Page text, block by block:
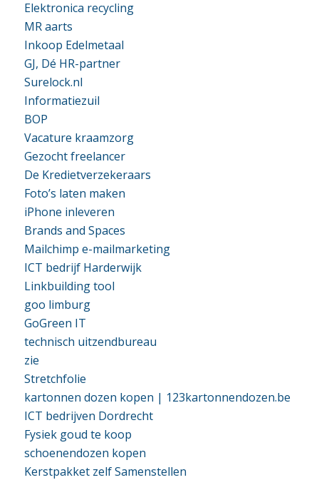
Elektronica recycling
MR aarts
Inkoop Edelmetaal
GJ, Dé HR-partner
Surelock.nl
Informatiezuil
BOP
Vacature kraamzorg
Gezocht freelancer
De Kredietverzekeraars
Foto’s laten maken
iPhone inleveren
Brands and Spaces
Mailchimp e-mailmarketing
ICT bedrijf Harderwijk
Linkbuilding tool
goo limburg
GoGreen IT
technisch uitzendbureau
zie
Stretchfolie
kartonnen dozen kopen | 123kartonnendozen.be
ICT bedrijven Dordrecht
Fysiek goud te koop
schoenendozen kopen
Kerstpakket zelf Samenstellen